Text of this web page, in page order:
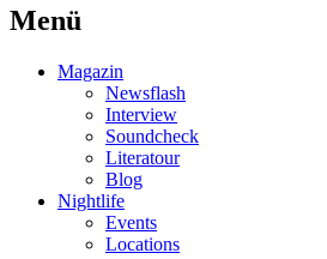
Menü
Magazin
Newsflash
Interview
Soundcheck
Literatour
Blog
Nightlife
Events
Locations